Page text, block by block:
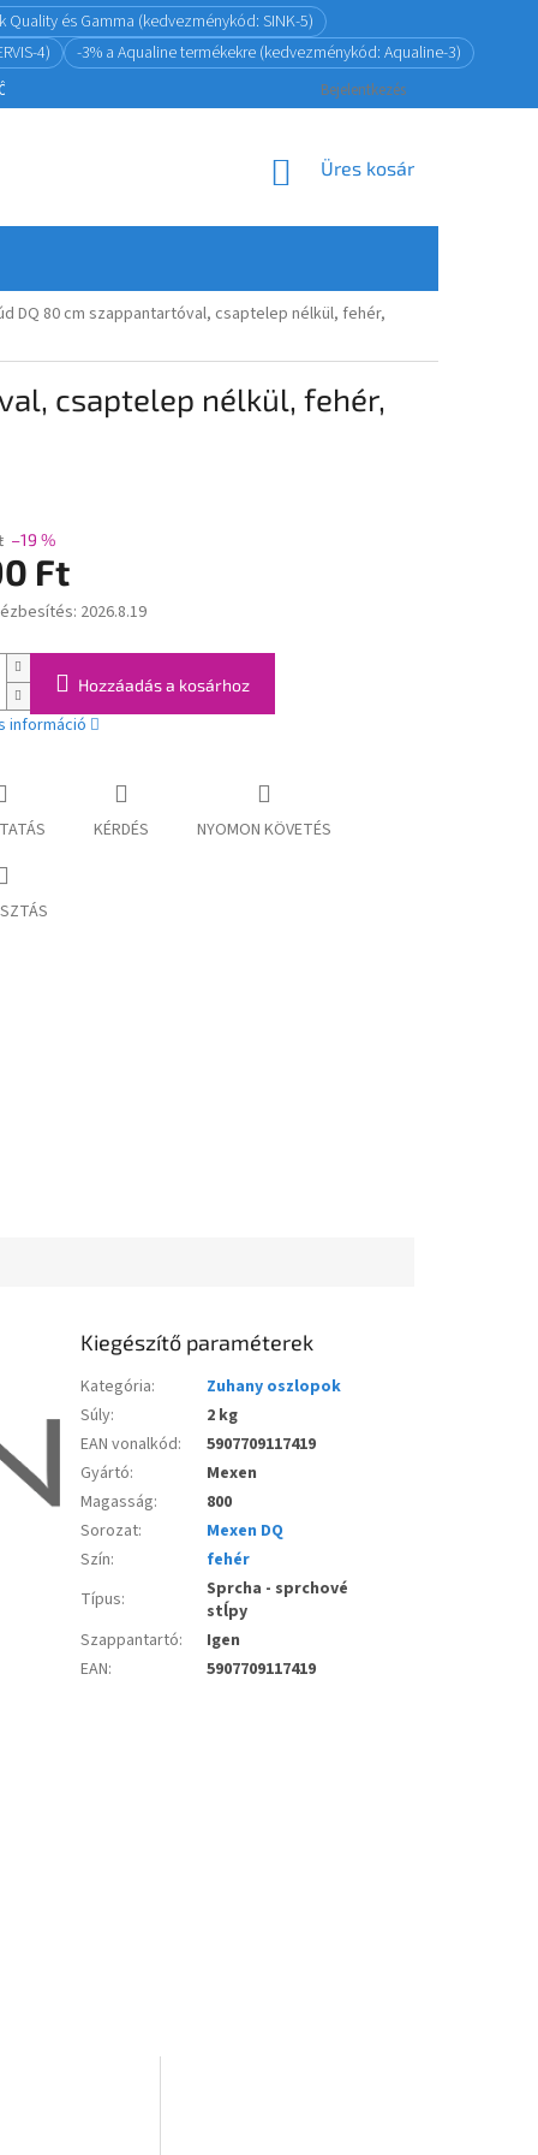
és Gamma (kedvezménykód: SINK-5)
4) -3% a Aqualine termékekre (kedvezménykód: Aqualine-3)
VISSZAKÜLDÉSI ÉS JÓTÁLLÁSI POLITIKA
Bejelentkezés
KOSÁR
Üres kosár
DQ 80 cm szappantartóval, csaptelep nélkül, fehér,
csaptelep nélkül, fehér,
–19 %
Ft
2026.8.19
Hozzáadás a kosárhoz
információ
KÉRDÉS NYOMON KÖVETÉS
Kiegészítő paraméterek
Kategória:
Zuhany oszlopok
Súly:
2 kg
EAN vonalkód:
5907709117419
Gyártó:
Mexen
Magasság:
800
Sorozat:
Mexen DQ
Szín:
fehér
Típus:
Sprcha - sprchové
stĺpy
Szappantartó:
Igen
EAN: 5907709117419